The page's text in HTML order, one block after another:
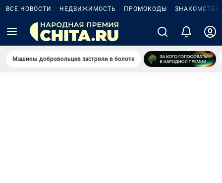
ВСЕ НОВОСТИ НЕДВИЖИМОСТЬ ПРОМОКОДЫ ЗНАКОМСТВА
Машины добровольцев застряли в болоте